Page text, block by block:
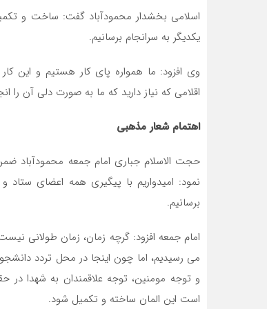
اسلامی بخشدار محمودآباد گفت: ساخت و
یکدیگر به سرانجام برسانیم.
وی افزود: ما همواره پای کار هستیم و این
اقلامی که نیاز دارید که ما به صورت دلی آن را
اهتمام شعار مذهبی
حجت الاسلام جباری امام جمعه محمودآباد
نمود: امیدواریم با پیگیری همه اعضای ستاد و
برسانیم.
امام جمعه افزود: گرچه زمان، زمان طولانی
می رسیدیم، اما چون اینجا در محل تردد
و توجه مومنین، توجه علاقمندان به شهدا در
است این المان ساخته و تکمیل شود.